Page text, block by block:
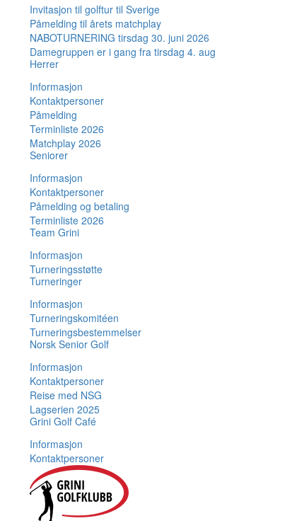
Invitasjon til golftur til Sverige
Påmelding til årets matchplay
NABOTURNERING tirsdag 30. juni 2026
Damegruppen er i gang fra tirsdag 4. aug
Herrer
Informasjon
Kontaktpersoner
Påmelding
Terminliste 2026
Matchplay 2026
Seniorer
Informasjon
Kontaktpersoner
Påmelding og betaling
Terminliste 2026
Team Grini
Informasjon
Turneringsstøtte
Turneringer
Informasjon
Turneringskomitéen
Turneringsbestemmelser
Norsk Senior Golf
Informasjon
Kontaktpersoner
Reise med NSG
Lagserien 2025
Grini Golf Café
Informasjon
Kontaktpersoner